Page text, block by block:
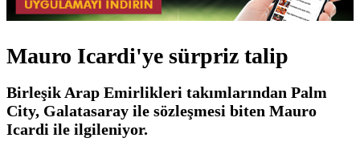
Mauro Icardi'ye sürpriz talip
Birleşik Arap Emirlikleri takımlarından Palm
City, Galatasaray ile sözleşmesi biten Mauro
Icardi ile ilgileniyor.